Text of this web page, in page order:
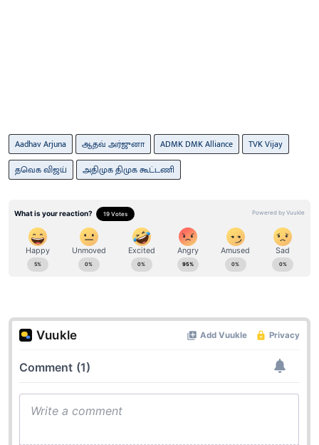
Aadhav Arjuna ஆதவ் அர்ஜுனா ADMK DMK Alliance
TVK Vijay
தவெக விஜய்
அதிமுக திமுக கூட்டணி